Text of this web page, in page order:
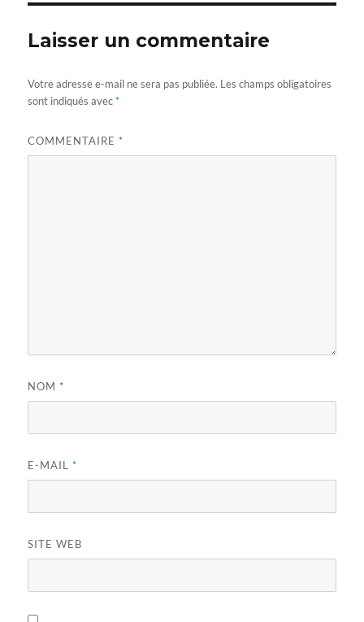
Laisser un commentaire
Votre adresse e-mail ne sera pas publiée. Les champs obligatoires
sont indiqués avec*
COMMENTAIRE*
NOM*
E-MAIL*
SITE WEB